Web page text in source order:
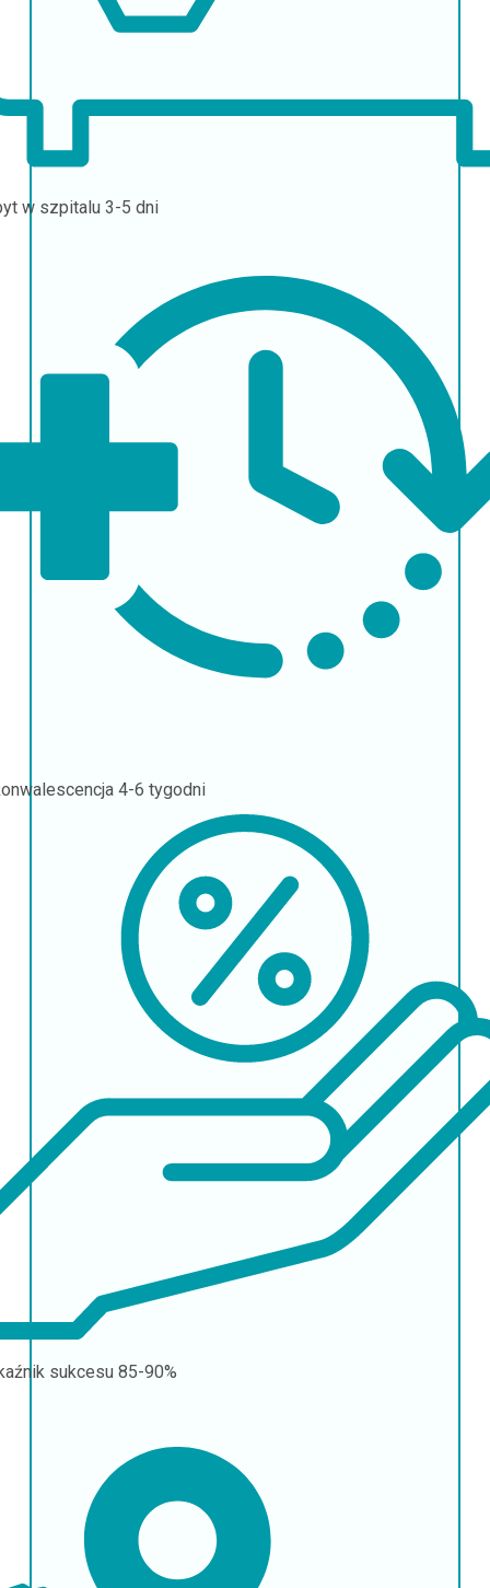
w szpitalu 3-5 dni
4-6 tygodni
sukcesu 85-90%